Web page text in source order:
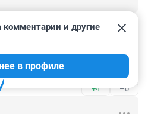
–0
+4 –0
комментарии и другие
в профиле